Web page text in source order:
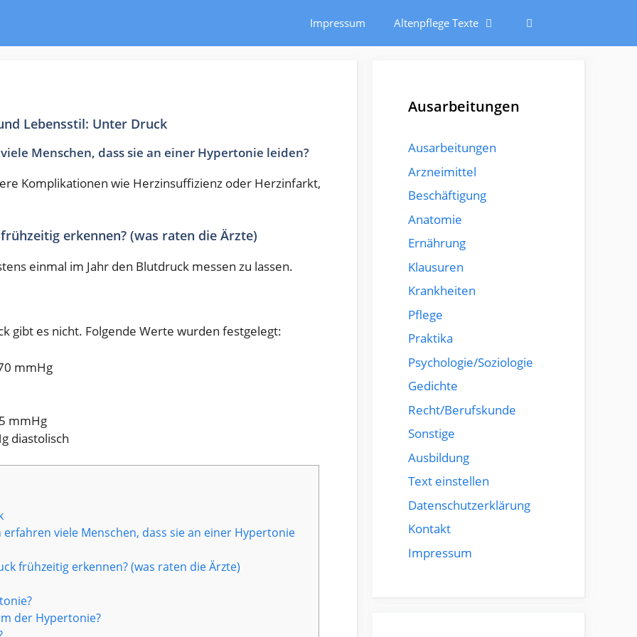
Impressum Altenpflege Texte
Lebensstil: Unter Druck
Menschen, dass sie an einer Hypertonie leiden?
Komplikationen wie Herzinsuffizienz oder Herzinfarkt,
erkennen? (was raten die Ärzte)
einmal im Jahr den Blutdruck messen zu lassen.
gibt es nicht. Folgende Werte wurden festgelegt:
mmHg
mmHg
diastolisch
viele Menschen, dass sie an einer Hypertonie
frühzeitig erkennen? (was raten die Ärzte)
der Hypertonie?
Ausarbeitungen
Ausarbeitungen
Arzneimittel
Beschäftigung
Anatomie
Ernährung
Klausuren
Krankheiten
Pflege
Praktika
Psychologie/Soziologie
Gedichte
Recht/Berufskunde
Sonstige
Ausbildung
Text einstellen
Datenschutzerklärung
Kontakt
Impressum